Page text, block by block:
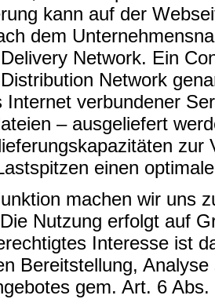
kann auf der
dem
Network. Ein
Network
Internet verbundener
– ausgeliefert
zur
einen
machen wir uns
Nutzung erfolgt auf
Interesse ist
Bereitstellung,
gem. Art. 6